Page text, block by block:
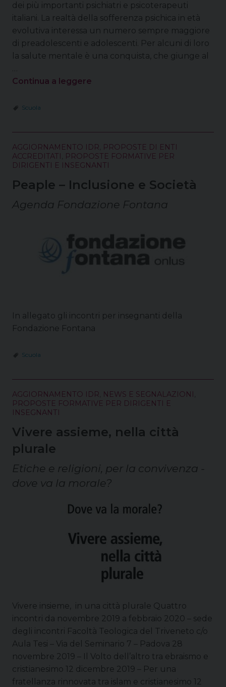
dei più importanti psichiatri e psicoterapeuti
italiani. La realtà della sofferenza psichica in età
evolutiva interessa un numero sempre maggiore
di preadolescenti e adolescenti. Per alcuni di loro
la salute mentale è una conquista, che giunge al
Continua a leggere
Scuola
AGGIORNAMENTO IDR PROPOSTE DI ENTI
ACCREDITATI
PROPOSTE FORMATIVE PER
DIRIGENTI E INSEGNANTI
Peaple – Inclusione e Società
Agenda Fondazione Fontana
In allegato gli incontri per insegnanti della
Fondazione Fontana
Scuola
AGGIORNAMENTO IDR NEWS E SEGNALAZIONI
PROPOSTE FORMATIVE PER DIRIGENTI E
INSEGNANTI
Vivere assieme, nella città
plurale
Etiche e religioni, per la convivenza -
dove va la morale?
Vivere insieme, in una città plurale Quattro
incontri da novembre 2019 a febbraio 2020 – sede
degli incontri Facoltà Teologica del Triveneto c/o
Aula Tesi – Via del Seminario 7 – Padova 28
novembre 2019 – Il Volto dell’altro tra ebraismo e
cristianesimo 12 dicembre 2019 – Per una
fratellanza rinnovata tra islam e cristianesimo 12